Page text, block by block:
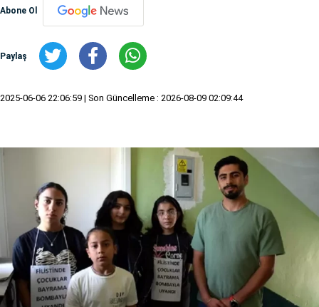
Abone Ol
Paylaş
2025-06-06 22:06:59 | Son Güncelleme : 2026-08-09 02:09:44